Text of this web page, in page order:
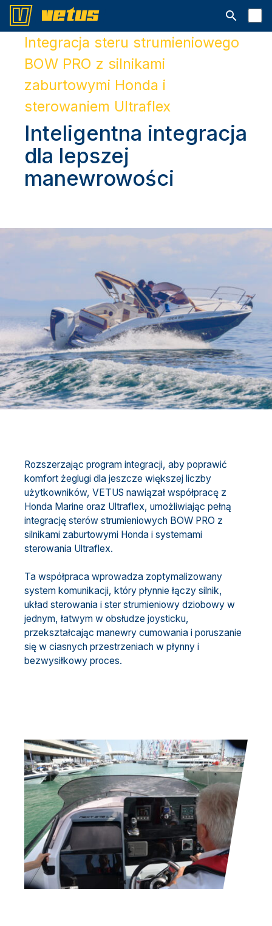
Otwórz
Integracja steru strumieniowego
BOW PRO z silnikami
zaburtowymi Honda i
sterowaniem Ultraflex
Inteligentna integracja
dla lepszej
manewrowości
Rozszerzając program integracji, aby poprawić
komfort żeglugi dla jeszcze większej liczby
użytkowników, VETUS nawiązał współpracę z
Honda Marine oraz Ultraflex, umożliwiając pełną
integrację sterów strumieniowych BOW PRO z
silnikami zaburtowymi Honda i systemami
sterowania Ultraflex.
Ta współpraca wprowadza zoptymalizowany
system komunikacji, który płynnie łączy silnik,
układ sterowania i ster strumieniowy dziobowy w
jednym, łatwym w obsłudze joysticku,
przekształcając manewry cumowania i poruszanie
się w ciasnych przestrzeniach w płynny i
bezwysiłkowy proces.